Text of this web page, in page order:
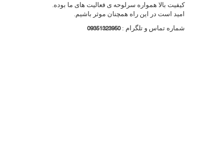
کیفیت بالا همواره سرلوحه ی فعالیت های ما بوده.
امید است در این راه همچنان موثر باشیم.
شماره تماس و تلگرام :09351323950